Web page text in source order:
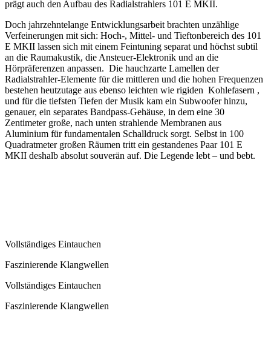
prägt auch den Aufbau des Radialstrahlers 101 E MKII.
Doch jahrzehntelange Entwicklungsarbeit brachten unzählige
Verfeinerungen mit sich: Hoch-, Mittel- und Tieftonbereich des 101
E MKII lassen sich mit einem Feintuning separat und höchst subtil
an die Raumakustik, die Ansteuer-Elektronik und an die
Hörpräferenzen anpassen. Die hauchzarte Lamellen der
Radialstrahler-Elemente für die mittleren und die hohen Frequenzen
bestehen heutzutage aus ebenso leichten wie rigiden Kohlefasern ,
und für die tiefsten Tiefen der Musik kam ein Subwoofer hinzu,
genauer, ein separates Bandpass-Gehäuse, in dem eine 30
Zentimeter große, nach unten strahlende Membranen aus
Aluminium für fundamentalen Schalldruck sorgt. Selbst in 100
Quadratmeter großen Räumen tritt ein gestandenes Paar 101 E
MKII deshalb absolut souverän auf. Die Legende lebt – und bebt.
Vollständiges Eintauchen
Faszinierende Klangwellen
Vollständiges Eintauchen
Faszinierende Klangwellen